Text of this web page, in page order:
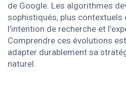
de Google. Les algorithmes
sophistiqués, plus contextuels
l’intention de recherche et
Comprendre ces évolutions
adapter durablement sa
naturel.